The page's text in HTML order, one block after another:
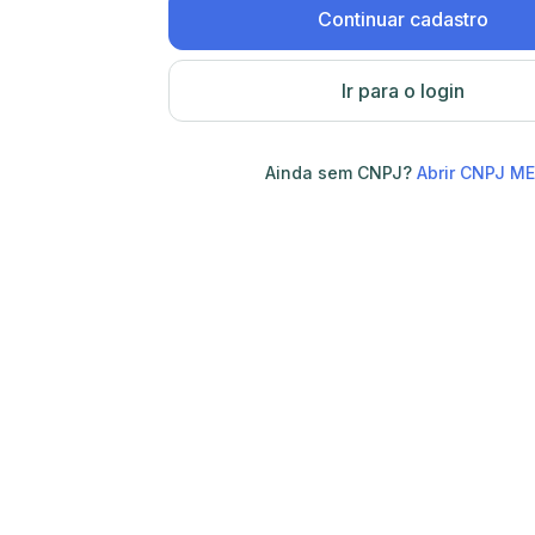
Continuar cadastro
Ir para o login
Ainda sem CNPJ? Abrir CNPJ